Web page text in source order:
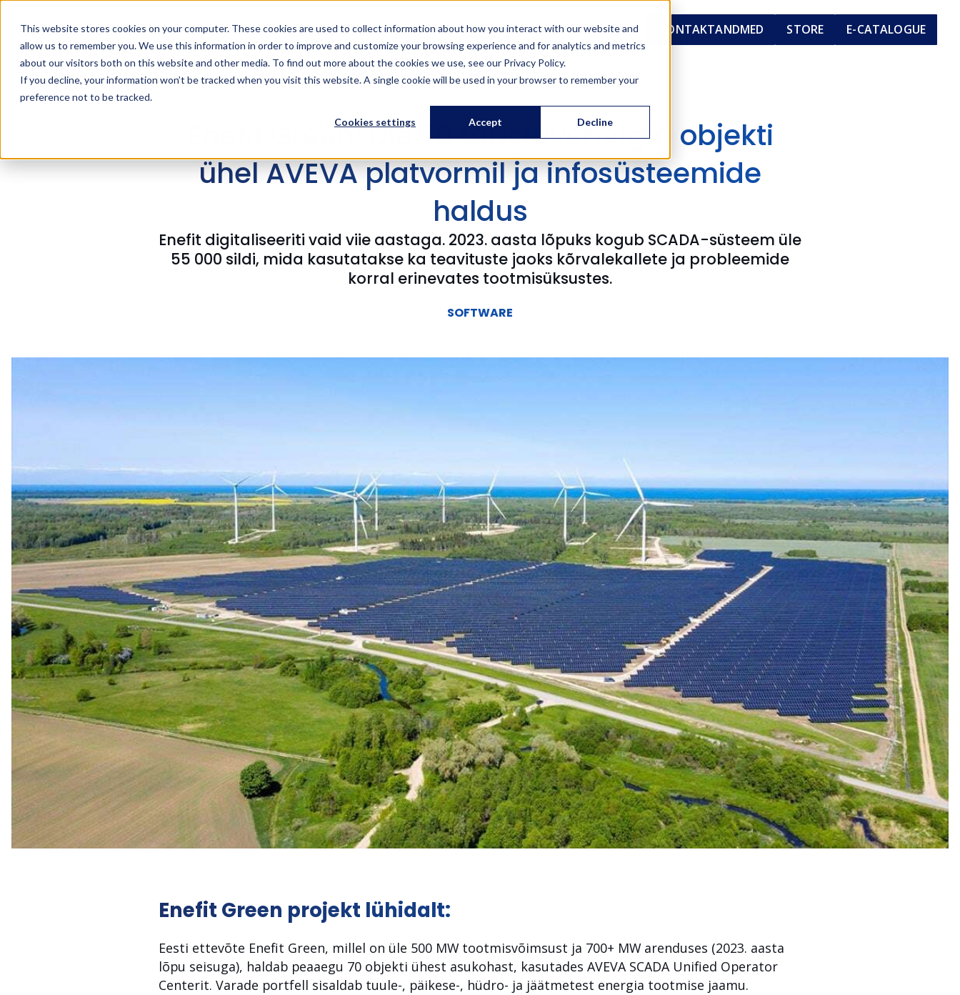
This website stores cookies on your computer. These cookies are used to collect information about how you interact with our website and
allow us to remember you. We use this information in order to improve and customize your browsing experience and for analytics and metrics
about our visitors both on this website and other media. To find out more about the cookies we use, see our Privacy Policy.
If you decline, your information won’t be tracked when you visit this website. A single cookie will be used in your browser to remember your
preference not to be tracked.
Cookies settings Accept Decline
LahendusedTeenusedEduloodKoolitusedMeist Et KONTAKTANDMED STORE E-CATALOGUE
Enefit Green: Üle 70 taastuvenergia objekti
ühel AVEVA platvormil ja infosüsteemide
haldus
Enefit digitaliseeriti vaid viie aastaga. 2023. aasta lõpuks kogub SCADA-süsteem üle
55 000 sildi, mida kasutatakse ka teavituste jaoks kõrvalekallete ja probleemide
korral erinevates tootmisüksustes.
SOFTWARE
Enefit Green projekt lühidalt:
Eesti ettevõte Enefit Green, millel on üle 500 MW tootmisvõimsust ja 700+ MW arenduses (2023. aasta
lõpu seisuga), haldab peaaegu 70 objekti ühest asukohast, kasutades AVEVA SCADA Unified Operator
Centerit. Varade portfell sisaldab tuule-, päikese-, hüdro- ja jäätmetest energia tootmise jaamu.